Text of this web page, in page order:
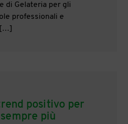
di Gelateria per gli
professionali e
positivo per
più